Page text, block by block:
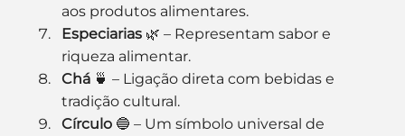
aos produtos alimentares.
Especiarias 🌿 – Representam sabor e
riqueza alimentar.
Chá 🍵 – Ligação direta com bebidas e
tradição cultural.
Círculo 🔵 – Um símbolo universal de